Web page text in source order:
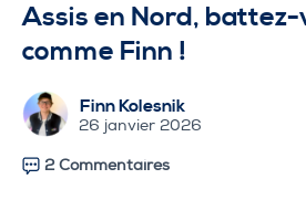
c
o
t
n
Assis en Nord, battez-
comme Finn !
Finn Kolesnik
26 janvier 2026
2 Commentaires